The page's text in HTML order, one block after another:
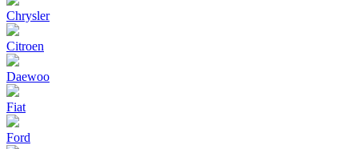
Chrysler
Citroen
Daewoo
Fiat
Ford